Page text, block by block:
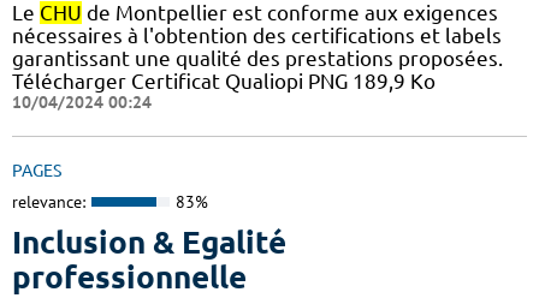
Le CHU de Montpellier est conforme aux exigences
nécessaires à l'obtention des certifications et labels
garantissant une qualité des prestations proposées.
Télécharger Certificat Qualiopi PNG 189,9 Ko
10/04/2024 00:24
PAGES
relevance: 83%
Inclusion & Egalité
professionnelle